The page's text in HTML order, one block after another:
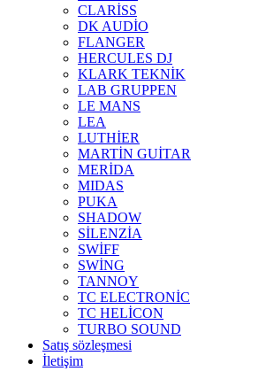
CLARİSS
DK AUDİO
FLANGER
HERCULES DJ
KLARK TEKNİK
LAB GRUPPEN
LE MANS
LEA
LUTHİER
MARTİN GUİTAR
MERİDA
MIDAS
PUKA
SHADOW
SİLENZİA
SWİFF
SWİNG
TANNOY
TC ELECTRONİC
TC HELİCON
TURBO SOUND
Satış sözleşmesi
İletişim